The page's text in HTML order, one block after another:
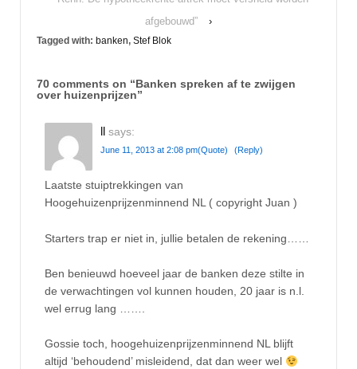
afgebouwd”
›
Tagged with: banken, Stef Blok
70 comments on “Banken spreken af te zwijgen
over huizenprijzen”
ll says:
June 11, 2013 at 2:08 pm(Quote) (Reply)
Laatste stuiptrekkingen van
Hoogehuizenprijzenminnend NL ( copyright Juan )
Starters trap er niet in, jullie betalen de rekening……
Ben benieuwd hoeveel jaar de banken deze stilte in
de verwachtingen vol kunnen houden, 20 jaar is n.l.
wel errug lang …….
Gossie toch, hoogehuizenprijzenminnend NL blijft
altijd ‘behoudend’ misleidend, dat dan weer wel